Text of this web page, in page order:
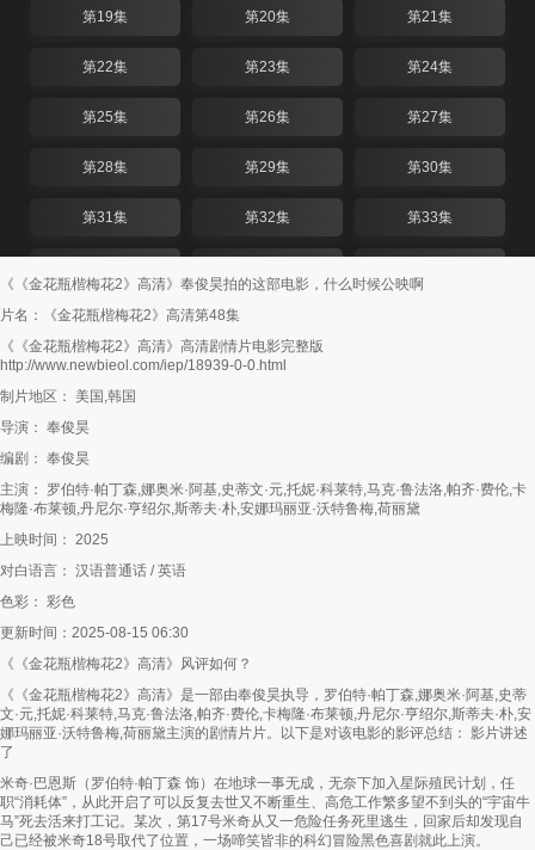
第19集 第20集 第21集
第22集 第23集 第24集
第25集 第26集 第27集
第28集 第29集 第30集
第31集 第32集 第33集
第37集
第40集 第41集
第43集
第46集
第49集 第50集 第51集
第52集
第58集 第59集
第61集 第62集 第63集
第67集 第68集 第69集
《《金花瓶楷梅花2》高清》奉俊昊拍的这部电影，什么时候公映啊
片名：《金花瓶楷梅花2》高清第48集
《《金花瓶楷梅花2》高清》高清剧情片电影完整版
http://www.newbieol.com/iep/18939-0-0.html
制片地区： 美国,韩国
导演： 奉俊昊
编剧： 奉俊昊
主演： 罗伯特·帕丁森,娜奥米·阿基,史蒂文·元,托妮·科莱特,马克·鲁法洛,帕齐·费伦,卡
梅隆·布莱顿,丹尼尔·亨绍尔,斯蒂夫·朴,安娜玛丽亚·沃特鲁梅,荷丽黛
上映时间： 2025
对白语言： 汉语普通话 / 英语
色彩： 彩色
更新时间：2025-08-15 06:30
《《金花瓶楷梅花2》高清》风评如何？
《《金花瓶楷梅花2》高清》是一部由奉俊昊执导，罗伯特·帕丁森,娜奥米·阿基,史蒂
文·元,托妮·科莱特,马克·鲁法洛,帕齐·费伦,卡梅隆·布莱顿,丹尼尔·亨绍尔,斯蒂夫·朴,安
娜玛丽亚·沃特鲁梅,荷丽黛主演的剧情片片。以下是对该电影的影评总结： 影片讲述
了
米奇·巴恩斯（罗伯特·帕丁森 饰）在地球一事无成，无奈下加入星际殖民计划，任
职“消耗体”，从此开启了可以反复去世又不断重生、高危工作繁多望不到头的“宇宙牛
马”死去活来打工记。某次，第17号米奇从又一危险任务死里逃生，回家后却发现自
己已经被米奇18号取代了位置，一场啼笑皆非的科幻冒险黑色喜剧就此上演。